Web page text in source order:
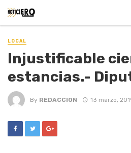
LOCAL
Injustificable
estancias.-
By REDACCION 13 marzo,